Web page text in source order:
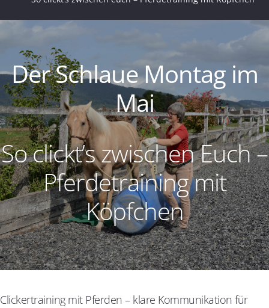
Der Schlaue Montag im
Mai
So clickt’s zwischen Euch –
Pferdetraining mit
Köpfchen
Clickertraining mit Pferden – klare Kommunikation für